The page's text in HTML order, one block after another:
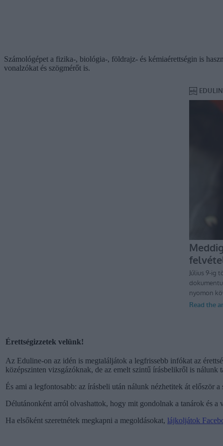
Számológépet a fizika-, biológia-, földrajz- és kémiaérettségin is
vonalzókat és szögmérőt is.
Érettségizzetek velünk!
Az Eduline-on az idén is megtaláljátok a legfrissebb infókat az
középszinten vizsgázóknak, de az emelt szintű írásbelikről is nálunk
És ami a legfontosabb: az írásbeli után nálunk nézhetitek át először
Délutánonként arról olvashattok, hogy mit gondolnak a tanárok és a
Ha elsőként szeretnétek megkapni a megoldásokat, lájkoljátok